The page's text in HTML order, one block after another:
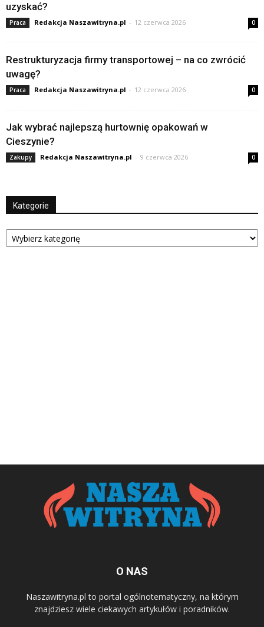
uzyskać?
Praca Redakcja Naszawitryna.pl - 12 czerwca 2026 0
Restrukturyzacja firmy transportowej – na co zwrócić
uwagę?
Praca Redakcja Naszawitryna.pl - 12 czerwca 2026 0
Jak wybrać najlepszą hurtownię opakowań w
Cieszynie?
Zakupy Redakcja Naszawitryna.pl - 9 czerwca 2026 0
Kategorie
Kategorie
O NAS
Naszawitryna.pl to portal ogólnotematyczny, na którym
znajdziesz wiele ciekawych artykułów i poradników.